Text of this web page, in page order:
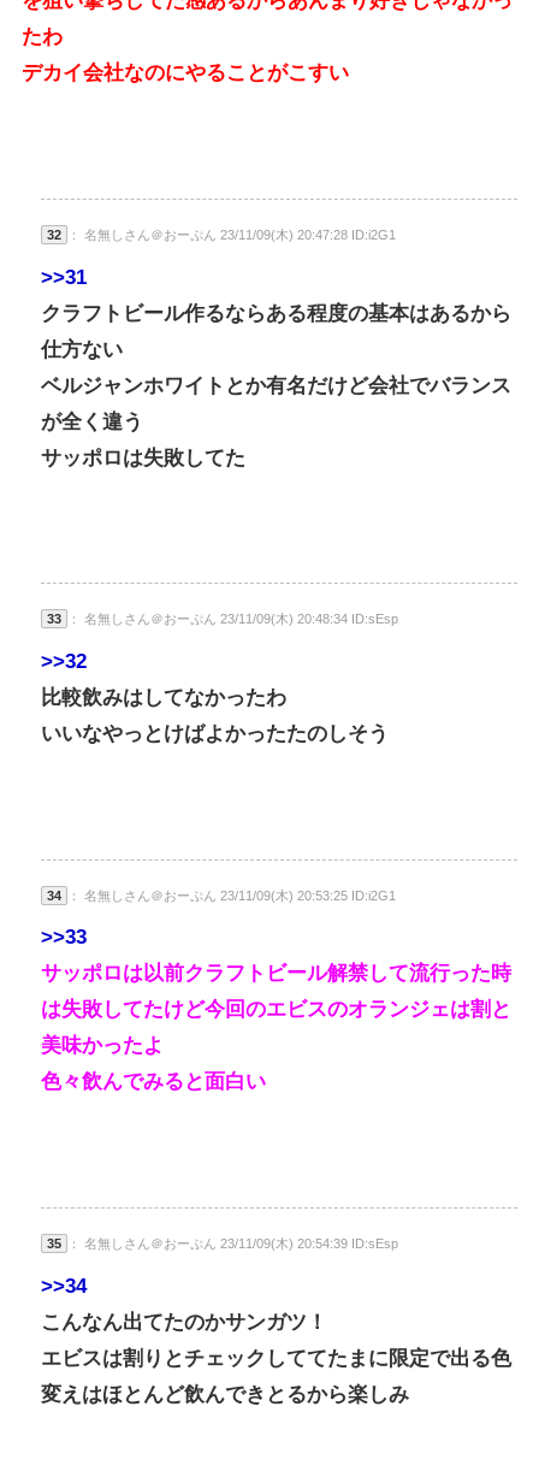
たわ
デカイ会社なのにやることがこすい
32 ： 名無しさん＠おーぷん 23/11/09(木) 20:47:28 ID:i2G1
>>31
クラフトビール作るならある程度の基本はあるから
仕方ない
ベルジャンホワイトとか有名だけど会社でバランス
が全く違う
サッポロは失敗してた
33 ： 名無しさん＠おーぷん 23/11/09(木) 20:48:34 ID:sEsp
>>32
比較飲みはしてなかったわ
いいなやっとけばよかったたのしそう
34 ： 名無しさん＠おーぷん 23/11/09(木) 20:53:25 ID:i2G1
>>33
サッポロは以前クラフトビール解禁して流行った時
は失敗してたけど今回のエビスのオランジェは割と
美味かったよ
色々飲んでみると面白い
35 ： 名無しさん＠おーぷん 23/11/09(木) 20:54:39 ID:sEsp
>>34
こんなん出てたのかサンガツ！
エビスは割りとチェックしててたまに限定で出る色
変えはほとんど飲んできとるから楽しみ